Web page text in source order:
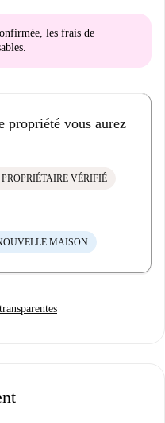
les frais de
.
propriété vous aurez
PROPRIÉTAIRE VÉRIFIÉ
MAISON